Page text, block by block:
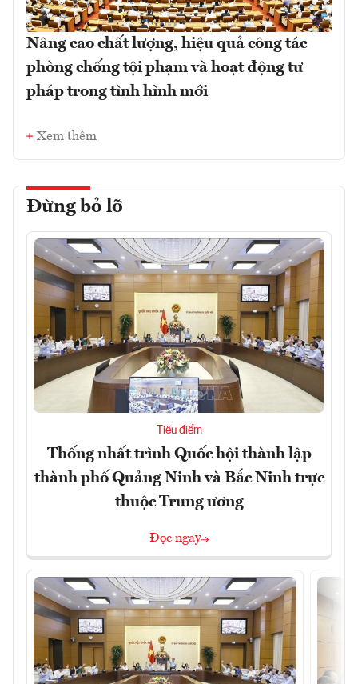
Nâng cao chất lượng, hiệu quả công tác
phòng chống tội phạm và hoạt động tư
pháp trong tình hình mới
Xem thêm
Đừng bỏ lỡ
Tiêu điểm
Thống nhất trình Quốc hội thành lập
thành phố Quảng Ninh và Bắc Ninh trực
thuộc Trung ương
Đọc ngay